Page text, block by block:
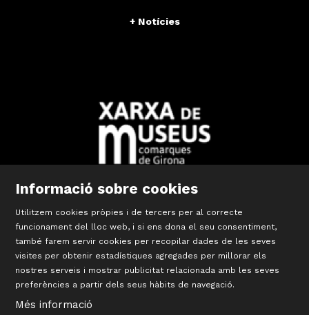
+ Notícies
Diapositiva 2 de 10: Xarxa Territorial de Museus de les
©Terracotta Museu
Sis d’octubre, 99 | La Bisbal d’Empordà
T 972 642 067
#TerracottaMuseu
Informació sobre cookies
Utilitzem cookies pròpies i de tercers per al correcte
funcionament del lloc web, i si ens dona el seu consentiment,
també farem servir cookies per recopilar dades de les seves
visites per obtenir estadístiques agregades per millorar els
nostres serveis i mostrar publicitat relacionada amb les seves
preferències a partir dels seus hàbits de navegació.
Més informació